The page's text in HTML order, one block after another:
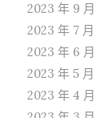
2023 年 9 月
2023 年 7 月
2023 年 6 月
2023 年 5 月
2023 年 4 月